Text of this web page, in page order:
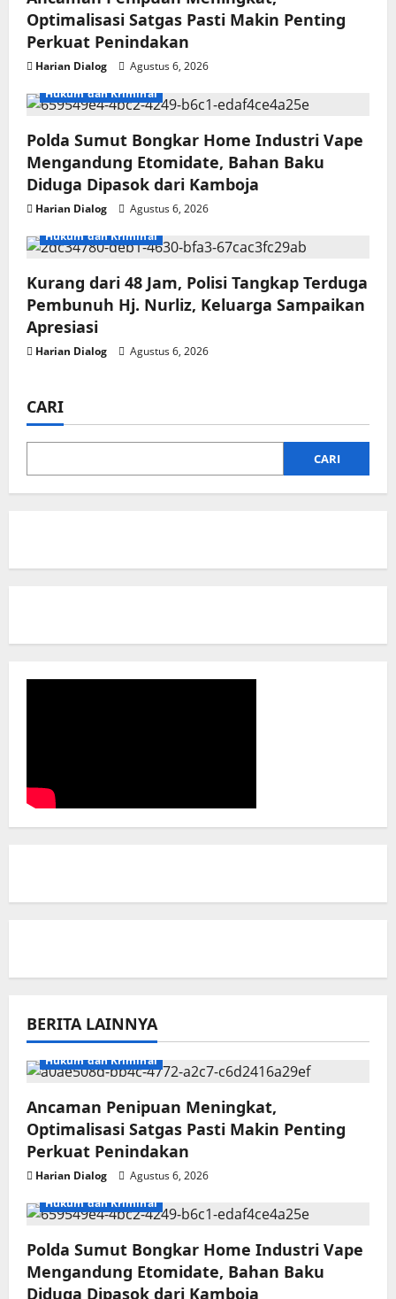
Optimalisasi Satgas Pasti Makin Penting
Perkuat Penindakan
Harian Dialog
Agustus 6, 2026
Hukum dan Kriminal
Polda Sumut Bongkar Home Industri Vape
Mengandung Etomidate, Bahan Baku
Diduga Dipasok dari Kamboja
Harian Dialog
Agustus 6, 2026
Hukum dan Kriminal
Kurang dari 48 Jam, Polisi Tangkap Terduga
Pembunuh Hj. Nurliz, Keluarga Sampaikan
Apresiasi
Harian Dialog Agustus 6, 2026
CARI
CARI
BERITA LAINNYA
Hukum dan Kriminal
Ancaman Penipuan Meningkat,
Optimalisasi Satgas Pasti Makin Penting
Perkuat Penindakan
Harian Dialog
Agustus 6, 2026
Hukum dan Kriminal
Polda Sumut Bongkar Home Industri Vape
Mengandung Etomidate, Bahan Baku
Diduga Dipasok dari Kamboja